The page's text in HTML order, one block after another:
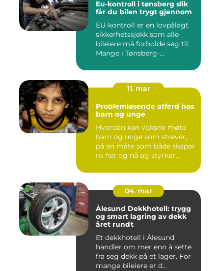
Eu-kontroll i tønsberg slik
får du bilen trygt gjennom
EU-kontroll er en lovpålagt
sikkerhetssjekk som alle
bileiere må forholde seg til.
Mange i Tønsberg-...
11. mar
Problemløsende atferd hos
barn og unge
Hvordan kan voksne møte
barn og unge som strever,
på en måte som både skaper
ro her og nå og styrker...
04. mar
Ålesund Dekkhotell: trygg
og smart lagring av dekk
året rundt
Et dekkhotell i Ålesund
handler om mer enn å sette
fra seg dekk på et lager. For
mange bileiere er d...